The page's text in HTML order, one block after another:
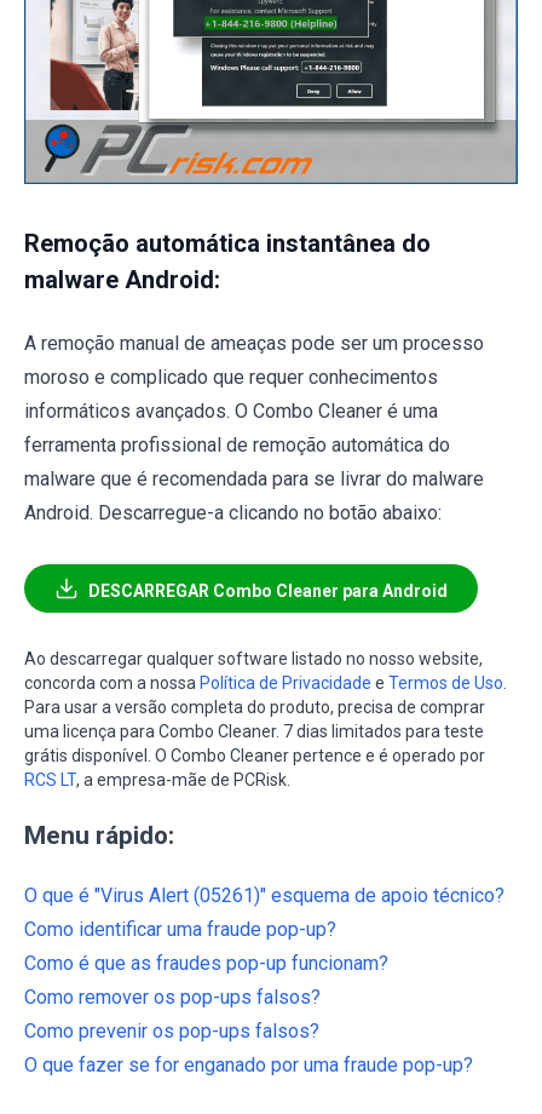
Remoção automática instantânea do
malware Android:
A remoção manual de ameaças pode ser um processo
moroso e complicado que requer conhecimentos
informáticos avançados. O Combo Cleaner é uma
ferramenta profissional de remoção automática do
malware que é recomendada para se livrar do malware
Android. Descarregue-a clicando no botão abaixo:
DESCARREGAR Combo Cleaner para Android
Ao descarregar qualquer software listado no nosso website,
concorda com a nossa Política de Privacidade e Termos de Uso
Para usar a versão completa do produto, precisa de comprar
uma licença para Combo Cleaner. 7 dias limitados para teste
grátis disponível. O Combo Cleaner pertence e é operado por
RCS LT, a empresa-mãe de PCRisk.
Menu rápido:
O que é "Virus Alert (05261)" esquema de apoio técnico?
Como identificar uma fraude pop-up?
Como é que as fraudes pop-up funcionam?
Como remover os pop-ups falsos?
Como prevenir os pop-ups falsos?
O que fazer se for enganado por uma fraude pop-up?